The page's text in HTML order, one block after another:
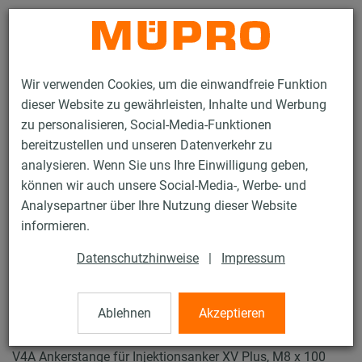
Wir verwenden Cookies, um die einwandfreie Funktion
dieser Website zu gewährleisten, Inhalte und Werbung
zu personalisieren, Social-Media-Funktionen
bereitzustellen und unseren Datenverkehr zu
analysieren. Wenn Sie uns Ihre Einwilligung geben,
können wir auch unsere Social-Media-, Werbe- und
Analysepartner über Ihre Nutzung dieser Website
informieren.
Datenschutzhinweise | Impressum
Ablehnen Akzeptieren
Kontakt
Produkte Befestigungstechnik
Edelstahlprodukte
Edelstahl-Dübel
Ankerstangen für Injektionsanker XV Plus
Ankerstangen für
Injektionsanker XV Plus
V4A Ankerstange für Injektionsanker XV Plus, M8 x 100